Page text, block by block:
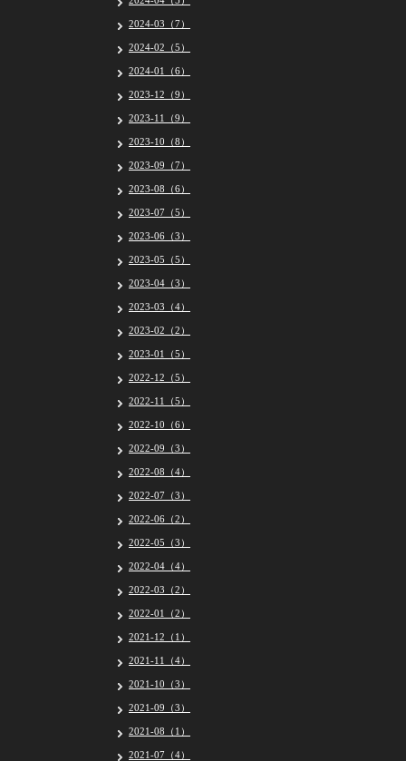
2024-03（7）
2024-02（5）
2024-01（6）
2023-12（9）
2023-11（9）
2023-10（8）
2023-09（7）
2023-08（6）
2023-07（5）
2023-06（3）
2023-05（5）
2023-04（3）
2023-03（4）
2023-02（2）
2023-01（5）
2022-12（5）
2022-11（5）
2022-10（6）
2022-09（3）
2022-08（4）
2022-07（3）
2022-06（2）
2022-05（3）
2022-04（4）
2022-03（2）
2022-01（2）
2021-12（1）
2021-11（4）
2021-10（3）
2021-09（3）
2021-08（1）
2021-07（4）